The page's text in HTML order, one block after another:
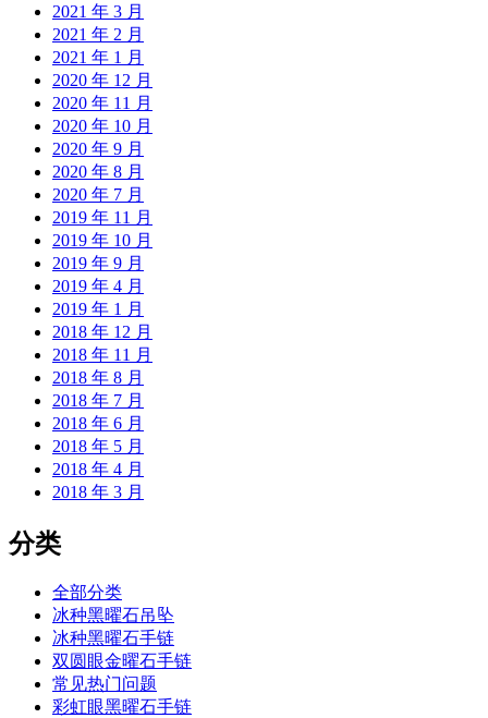
2021 年 3 月
2021 年 2 月
2021 年 1 月
2020 年 12 月
2020 年 11 月
2020 年 10 月
2020 年 9 月
2020 年 8 月
2020 年 7 月
2019 年 11 月
2019 年 10 月
2019 年 9 月
2019 年 4 月
2019 年 1 月
2018 年 12 月
2018 年 11 月
2018 年 8 月
2018 年 7 月
2018 年 6 月
2018 年 5 月
2018 年 4 月
2018 年 3 月
分类
全部分类
冰种黑曜石吊坠
冰种黑曜石手链
双圆眼金曜石手链
常见热门问题
彩虹眼黑曜石手链